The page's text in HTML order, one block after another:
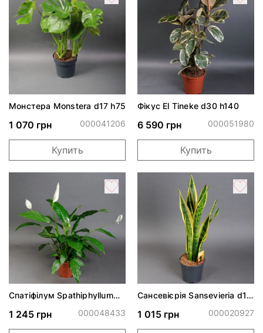
Монстера Monstera d17 h75
1 070 грн 000041206
Купить
Фікус El Tineke d30 h140
6 590 грн 000051980
Купить
Спатіфілум Spathiphyllum
1 245 грн 000048433
Сансевієрія Sansevieria d14
1 015 грн 000020927